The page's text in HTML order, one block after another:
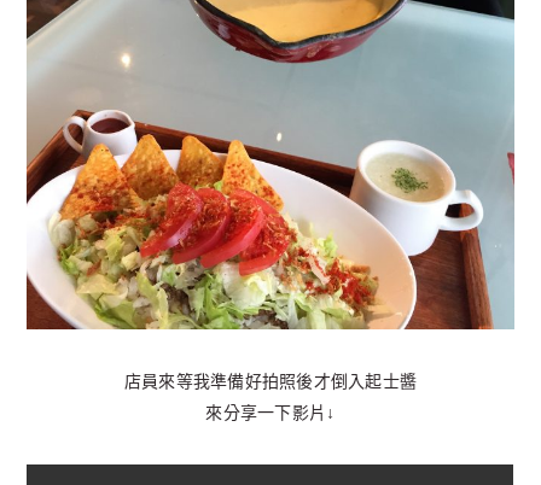
店員來等我準備好拍照後才倒入起士醬
來分享一下影片↓